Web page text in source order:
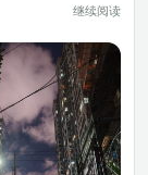
继续阅读